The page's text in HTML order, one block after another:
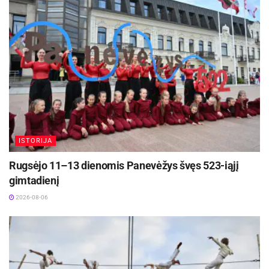
Koncerto dieną nuo 9 iki 18 valandos lankytojai
galės mėgautis žydinčiu dvaro gėlynu, apžiūrėti
veikiančią senovinių muzikinių dėžučių ir
gramofonų, muziejaus istorijos bei kitas
parodas.
Bilietus galima įsigyti internetu:
https://bilietai.daugyvenesmuziejus.lt/.
Aktualios naujienos
Prasidėjo Respublikinis tapytojų pleneras
„Kėdainiai abipus Nevėžio“!
ISTORIJA
Rugsėjo 11–13 dienomis Panevėžys švęs 523-iąjį
gimtadienį
2026-08-06